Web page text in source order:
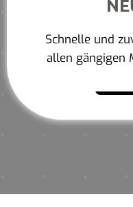
Schnelle und
allen gängigen